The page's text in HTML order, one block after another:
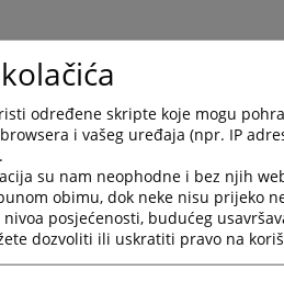
određene skripte koje mogu
i vašeg uređaja (npr. IP
su nam neophodne i bez njih
obimu, dok neke nisu prijeko
posjećenosti, budućeg
dozvoliti ili uskratiti pravo na